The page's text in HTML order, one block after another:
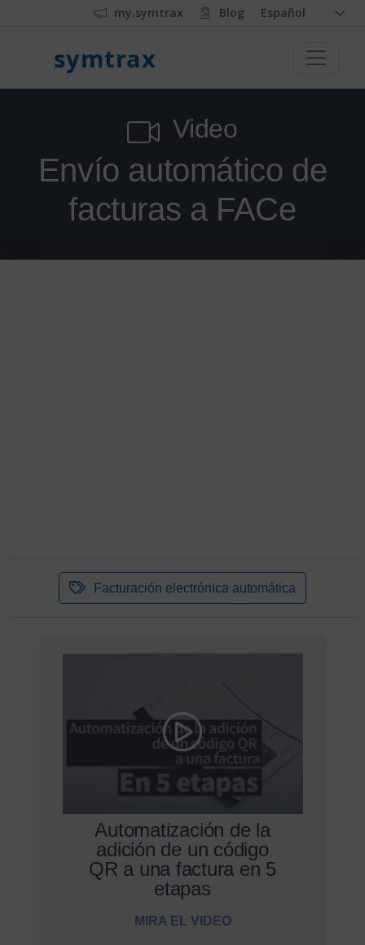
my.symtrax Blog Español
symtrax
Video
Envío automático de
facturas a FACe
Facturación electrónica automática
Automatización de la
adición de un código
QR a una factura en 5
etapas
MIRA EL VIDEO